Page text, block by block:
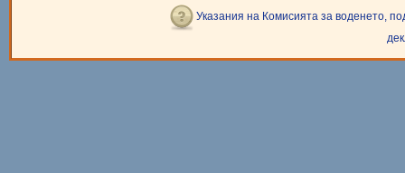
Указания на Комисията за воденето,